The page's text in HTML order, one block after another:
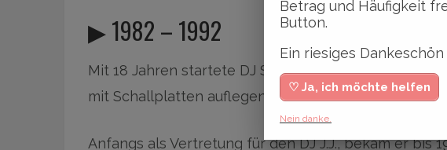
▶ 1982 – 1992
Mit 18 Jahren startete DJ Schumi (Dirk Schumacher)
mit Schallplatten auflegen im legendären Musikclub
Anfangs als Vertretung für den DJ J.J., bekam er bis
Betrag und Häufigkeit
Button.
Ein riesiges
♡ Ja, ich möchte helfen
Nein danke.